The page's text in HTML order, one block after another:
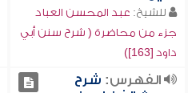
للشيخ: عبد المحسن العباد
جزء من محاضرة ( شرح سنن أبي
داود [163])
الفهرس: شرح